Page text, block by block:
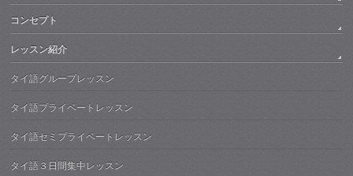
コンセプト
レッスン紹介
タイ語グループレッスン
タイ語プライベートレッスン
タイ語セミプライベートレッスン
タイ語３日間集中レッスン